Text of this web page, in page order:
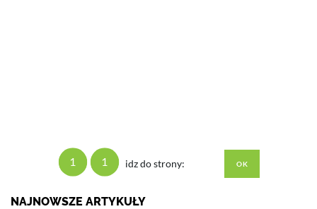
1 1 idz do strony:
NAJNOWSZE ARTYKUŁY